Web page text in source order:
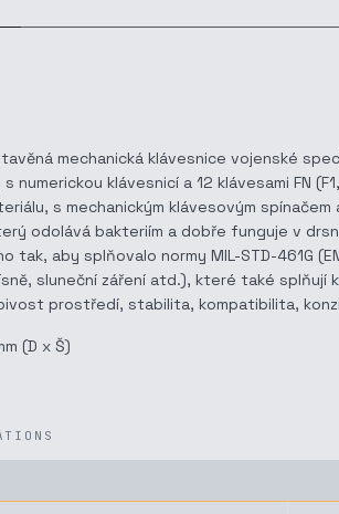
mechanická klávesnice vojenské
numerickou klávesnicí a 12 klávesami FN
s mechanickým klávesovým
odolává bakteriím a dobře funguje v
tak, aby splňovalo normy MIL-STD-461G
sluneční záření atd.), které také
prostředí, stabilita, kompatibilita,
(D x Š)